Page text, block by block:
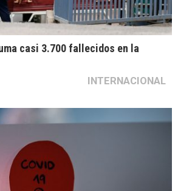
casi 3.700 fallecidos en la
INTERNACIONAL